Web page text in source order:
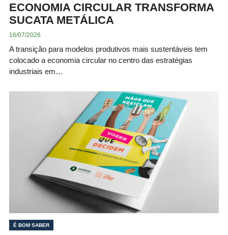
ECONOMIA CIRCULAR TRANSFORMA
SUCATA METÁLICA
16/07/2026
A transição para modelos produtivos mais sustentáveis tem
colocado a economia circular no centro das estratégias
industriais em…
É BOM SABER